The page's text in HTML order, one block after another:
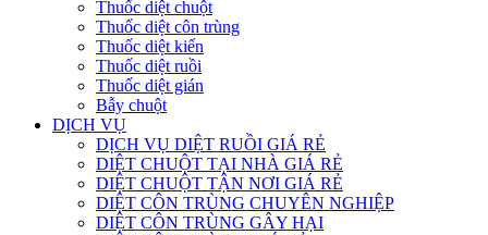
Thuốc diệt chuột
Thuốc diệt côn trùng
Thuốc diệt kiến
Thuốc diệt ruồi
Thuốc diệt gián
Bẫy chuột
DỊCH VỤ
DỊCH VỤ DIỆT RUỒI GIÁ RẺ
DIỆT CHUỘT TẠI NHÀ GIÁ RẺ
DIỆT CHUỘT TẬN NƠI GIÁ RẺ
DIỆT CÔN TRÙNG CHUYÊN NGHIỆP
DIỆT CÔN TRÙNG GÂY HẠI